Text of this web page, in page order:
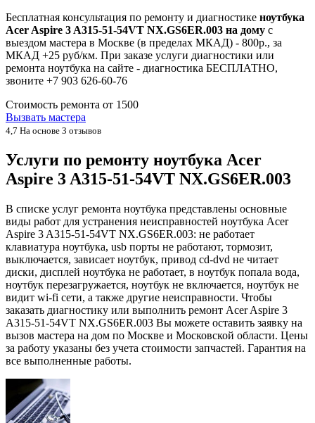
Бесплатная консультация по ремонту и диагностике ноутбука
Acer Aspire 3 A315-51-54VT NX.GS6ER.003 на дому с
выездом мастера в Москве (в пределах МКАД) - 800р., за
МКАД +25 руб/км. При заказе услуги диагностики или
ремонта ноутбука на сайте - диагностика БЕСПЛАТНО,
звоните +7 903 626-60-76
Стоимость ремонта от 1500
Вызвать мастера
4,7 На основе 3 отзывов
Услуги по ремонту ноутбука Acer
Aspire 3 A315-51-54VT NX.GS6ER.003
В списке услуг ремонта ноутбука представлены основные
виды работ для устранения неисправностей ноутбука Acer
Aspire 3 A315-51-54VT NX.GS6ER.003: не работает
клавиатура ноутбука, usb порты не работают, тормозит,
выключается, зависает ноутбук, привод cd-dvd не читает
диски, дисплей ноутбука не работает, в ноутбук попала вода,
ноутбук перезагружается, ноутбук не включается, ноутбук не
видит wi-fi сети, а также другие неисправности. Чтобы
заказать диагностику или выполнить ремонт Acer Aspire 3
A315-51-54VT NX.GS6ER.003 Вы можете оставить заявку на
вызов мастера на дом по Москве и Московской области. Цены
за работу указаны без учета стоимости запчастей. Гарантия на
все выполненные работы.